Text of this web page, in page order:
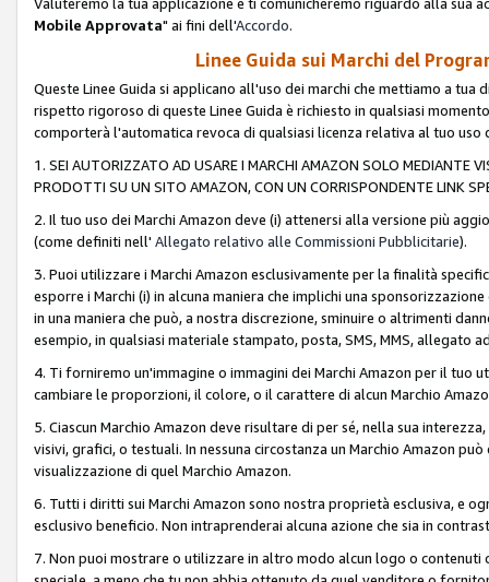
Valuteremo la tua applicazione e ti comunicheremo riguardo alla sua
Mobile Approvata" ai fini dell'Accordo.
Linee Guida sui Marchi del
Queste Linee Guida si applicano all'uso dei marchi che mettiamo a
rispetto rigoroso di queste Linee Guida è richiesto in qualsiasi
comporterà l'automatica revoca di qualsiasi licenza relativa al tuo uso
1. SEI AUTORIZZATO AD USARE I MARCHI AMAZON SOLO MEDIANTE
PRODOTTI SU UN SITO AMAZON, CON UN CORRISPONDENTE LINK
2. Il tuo uso dei Marchi Amazon deve (i) attenersi alla versione più
(come definiti nell' Allegato relativo alle Commissioni Pubblicitarie).
3. Puoi utilizzare i Marchi Amazon esclusivamente per la finalità
esporre i Marchi (i) in alcuna maniera che implichi una
in una maniera che può, a nostra discrezione, sminuire o altrimenti
esempio, in qualsiasi materiale stampato, posta, SMS, MMS,
4. Ti forniremo un'immagine o immagini dei Marchi Amazon per il tuo
cambiare le proporzioni, il colore, o il carattere di alcun Marchio
5. Ciascun Marchio Amazon deve risultare di per sé, nella sua
visivi, grafici, o testuali. In nessuna circostanza un Marchio Amazon
visualizzazione di quel Marchio Amazon.
6. Tutti i diritti sui Marchi Amazon sono nostra proprietà esclusiva, e
esclusivo beneficio. Non intraprenderai alcuna azione che sia in
7. Non puoi mostrare o utilizzare in altro modo alcun logo o